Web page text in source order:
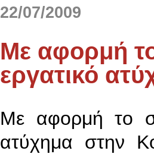
22/07/2009
Με αφορμή
εργατικό
Με αφορμή το
ατύχημα στην